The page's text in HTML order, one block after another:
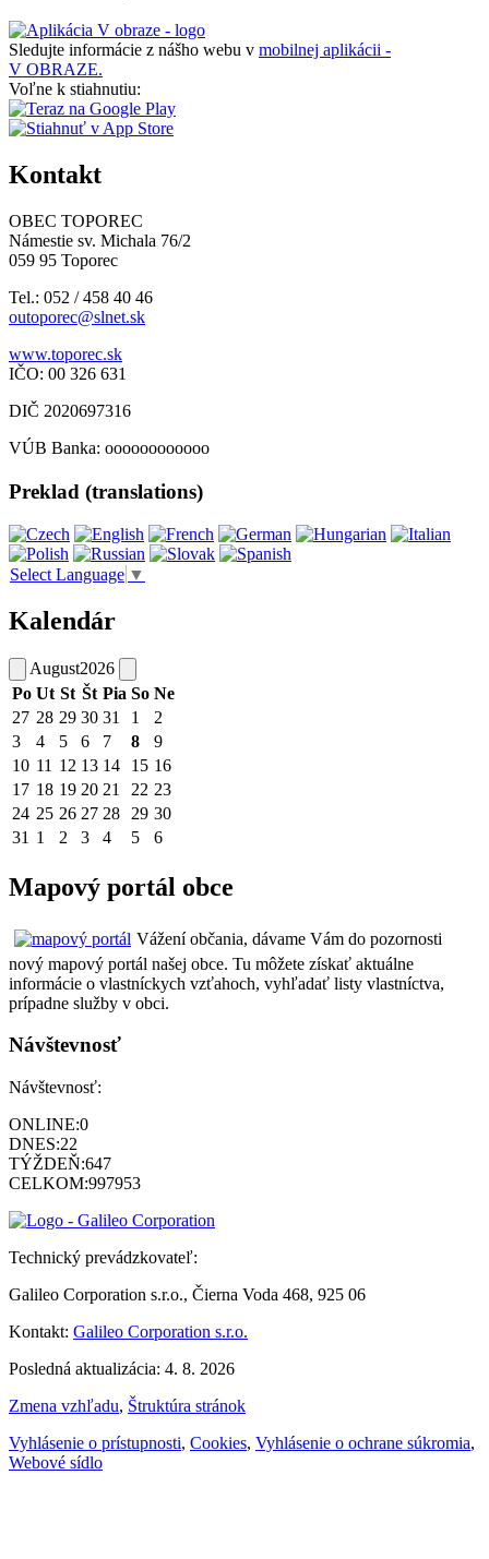
Sledujte informácie z nášho webu v mobilnej aplikácii -
V OBRAZE.
Voľne k stiahnutiu:
Kontakt
OBEC TOPOREC
Námestie sv. Michala 76/2
059 95 Toporec
Tel.: 052 / 458 40 46
outoporec@slnet.sk
www.toporec.sk
IČO: 00 326 631
DIČ 2020697316
VÚB Banka: oooooooooooo
Preklad (translations)
Select Language ▼
Kalendár
August2026
Po Ut St Št Pia So Ne
27 28 29 30 31 1
2
3
4 5 6 7 8
9
10 11 12 13 14 15 16
17 18 19 20 21 22 23
24 25 26 27 28 29 30
31 1 2 3 4 5 6
Mapový portál obce
Vážení občania, dávame Vám do pozornosti
nový mapový portál našej obce. Tu môžete získať aktuálne
informácie o vlastníckych vzťahoch, vyhľadať listy vlastníctva,
prípadne služby v obci.
Návštevnosť
Návštevnosť:
ONLINE:0
DNES:22
TÝŽDEŇ:647
CELKOM:997953
Technický prevádzkovateľ:
Galileo Corporation s.r.o., Čierna Voda 468, 925 06
Kontakt: Galileo Corporation s.r.o.
Posledná aktualizácia: 4. 8. 2026
Zmena vzhľadu, Štruktúra stránok
Vyhlásenie o prístupnosti, Cookies, Vyhlásenie o ochrane súkromia,
Webové sídlo